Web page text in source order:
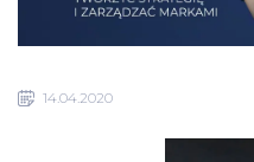
14.04.2020